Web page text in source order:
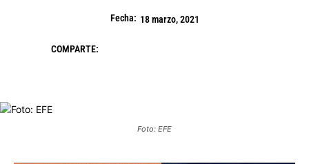
Fecha: 18 marzo, 2021
COMPARTE:
Foto: EFE